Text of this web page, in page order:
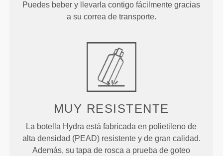
Puedes beber y llevarla contigo fácilmente gracias
a su correa de transporte.
MUY RESISTENTE
La botella Hydra está fabricada en polietileno de
alta densidad (PEAD) resistente y de gran calidad.
Además, su tapa de rosca a prueba de goteo